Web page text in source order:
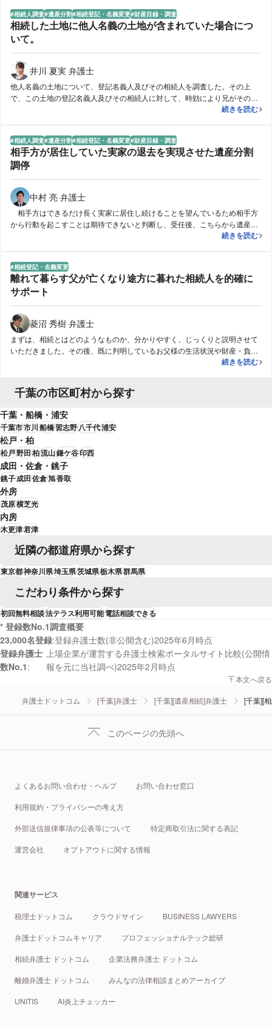
る貴方の戸籍謄本、住民票、登記事項証明書、身分証明書（市町村で発行）
この他に、父親の現在の状況を正確に把握するため、その資産や負債（借
金）、最近の家計の状況（収入・支出）等に関する資料を提出することが必
要です。
相続人調査 遺産分割 相続登記・名義変更 財産目録・調査
相続した土地に他人名義の土地が含まれていた場合につ
いて。
井川 夏実 弁護士
他人名義の土地について、登記名義人及びその相続人を調査した。その上
で、この土地の登記名義人及びその相続人に対して、時効により兄がその土
地を取得していると訴訟を提起したところ、この訴えが認められた。結果的
相続した土地
続きを読む
相続人調査 遺産分割 相続登記・名義変更 財産目録・調査
相手方が居住していた実家の退去を実現させた遺産分割
調停
中村 亮 弁護士
相手方はできるだけ長く実家に居住し続けることを望んでいるため相手方
から行動を起こすことは期待できないと判断し、受任後、こちらから遺産分
割の調停を申し立てた。２回めの調停期日で相手方は実家への居住を諦め、
相手方が居住
続きを読む
相続登記・名義変更
離れて暮らす父が亡くなり途方に暮れた相続人を的確に
サポート
菱沼 秀樹 弁護士
まずは、相続とはどのようなものか、分かりやすく、じっくりと説明させて
いただきました。その後、既に判明しているお父様の生活状況や財産・負債
についてお話ししていただきました。すると、負債はほとんどが住宅ローン
と、両親が離婚する際に、財産分与で父から母に譲渡した自宅土地建物が、
まだ登記名義を父にしたままだったことが判りました。この点について、母
に負担なく土地建物を残すことが、相続人の希望であったので、その意思に
沿った解決をご提案し、実現することができました。相続手続のほぼすべて
を、当職が代理人として行い、すべての相続手続が終了した際には、御依頼
者は大変明るく、すっきりしたお顔をされていました。御依頼者は、お母さ
まの土地建物を守れたのが、最もうれしい様子でした。
離れて暮らす
続きを読む
千葉の市区町村から探す
千葉・船橋・浦安
千葉市市川船橋習志野八千代浦安
松戸・柏
松戸野田柏流山鎌ケ谷印西
成田・佐倉・銚子
銚子成田佐倉旭香取
外房
茂原横芝光
内房
木更津君津
近隣の都道府県から探す
東京都神奈川県埼玉県茨城県栃木県群馬県
こだわり条件から探す
初回無料相談法テラス利用可能電話相談できる
* 登録数No.1調査概要
23,000名登録 登録弁護士数(非公開含む)2025年6月時点
登録弁護士
数No.1
上場企業が運営する弁護士検索ポータルサイト比較(公開情
報を元に当社調べ)2025年2月時点
本文へ戻る
弁護士ドットコム [千葉]弁護士 [千葉][遺産相続]弁護士 [千葉][
このページの先頭へ
よくあるお問い合わせ・ヘルプ お問い合わせ窓口
利用規約・プライバシーの考え方
外部送信規律事項の公表等について 特定商取引法に関する表記
運営会社 オプトアウトに関する情報
関連サービス
税理士ドットコム クラウドサイン BUSINESS LAWYERS
弁護士ドットコムキャリア プロフェッショナルテック総研
相続弁護士 ドットコム 企業法務弁護士 ドットコム
離婚弁護士 ドットコム みんなの法律相談まとめアーカイブ
UNITIS AI炎上チェッカー